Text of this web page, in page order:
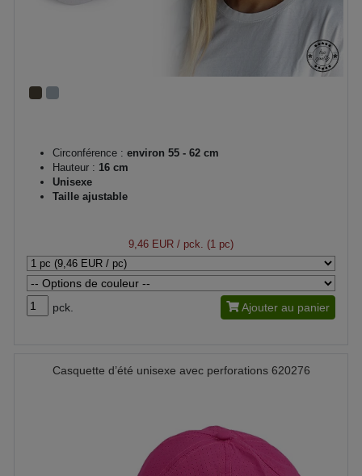
Circonférence : environ 55 - 62 cm
Hauteur : 16 cm
Unisexe
Taille ajustable
9,46 EUR / pck. (1 pc)
pck. Ajouter au panier
Casquette d’été unisexe avec perforations 620276